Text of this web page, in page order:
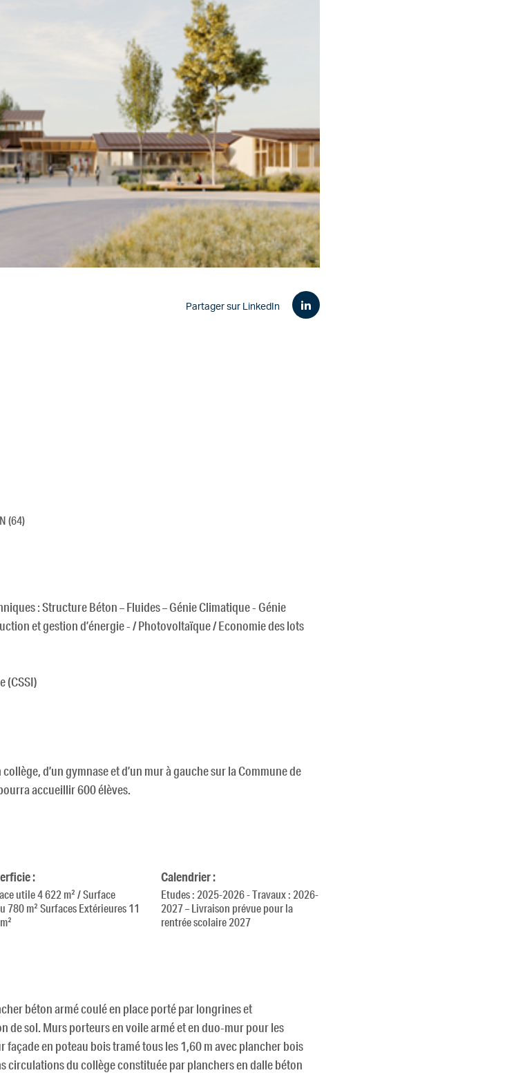
Partager sur LinkedIn
(64)
: Structure Béton – Fluides – Génie Climatique - Génie
et gestion d’énergie - / Photovoltaïque / Economie des lots
(CSSI)
d’un gymnase et d’un mur à gauche sur la Commune de
accueillir 600 élèves.
:
utile 4 622 m² / Surface
780 m² Surfaces Extérieures 11
Calendrier :
Etudes : 2025-2026 - Travaux : 2026-
2027 – Livraison prévue pour la
rentrée scolaire 2027
béton armé coulé en place porté par longrines et
de sol. Murs porteurs en voile armé et en duo-mur pour les
en poteau bois tramé tous les 1,60 m avec plancher bois
circulations du collège constituée par planchers en dalle béton